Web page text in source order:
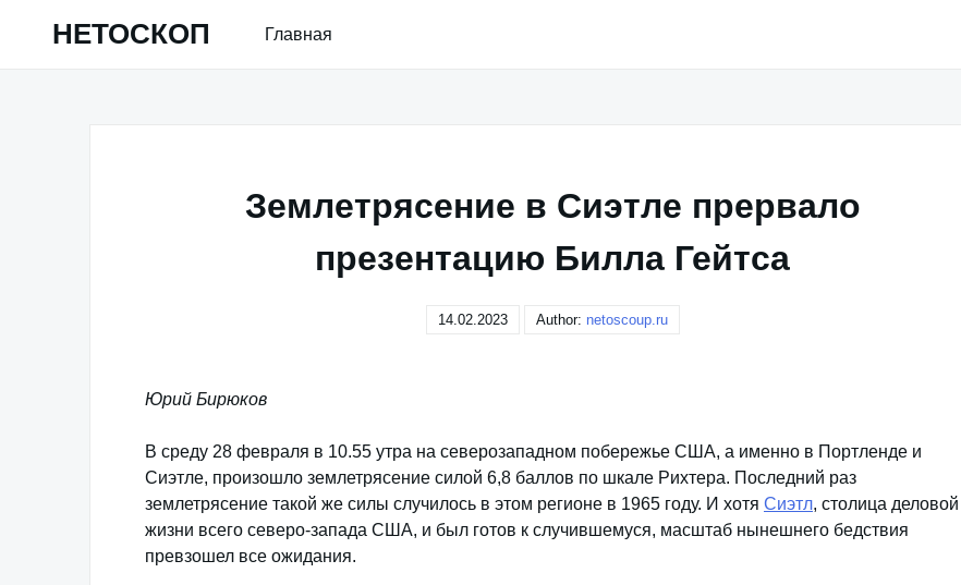
НЕТОСКОП Главная
Землетрясение в Сиэтле прервало
презентацию Билла Гейтса
14.02.2023 Author: netoscoup.ru
Юрий Бирюков
В среду 28 февраля в 10.55 утра на северозападном побережье США, а именно в Портленде и
Сиэтле, произошло землетрясение силой 6,8 баллов по шкале Рихтера. Последний раз
землетрясение такой же силы случилось в этом регионе в 1965 году. И хотя Сиэтл, столица деловой
жизни всего северо-запада США, и был готов к случившемуся, масштаб нынешнего бедствия
превзошел все ожидания.